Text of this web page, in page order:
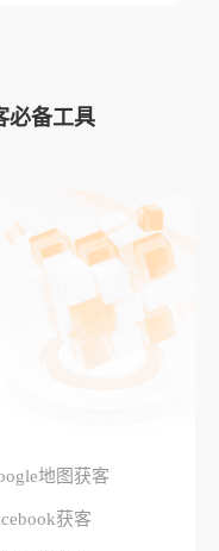
必备工具
地图获客
获客